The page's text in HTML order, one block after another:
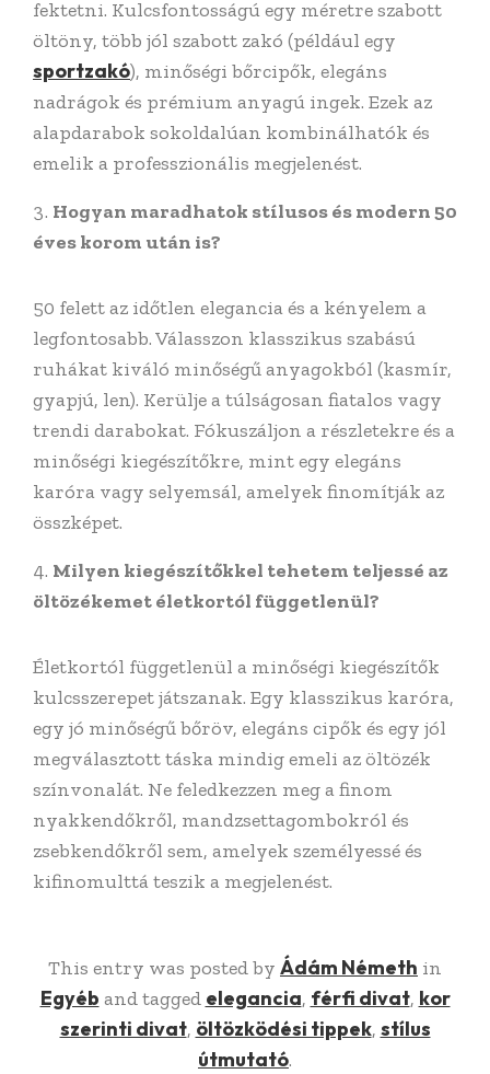
fektetni. Kulcsfontosságú egy méretre szabott
öltöny, több jól szabott zakó (például egy
sportzakó), minőségi bőrcipők, elegáns
nadrágok és prémium anyagú ingek. Ezek az
alapdarabok sokoldalúan kombinálhatók és
emelik a professzionális megjelenést.
Hogyan maradhatok stílusos és modern 50
éves korom után is?
50 felett az időtlen elegancia és a kényelem a
legfontosabb. Válasszon klasszikus szabású
ruhákat kiváló minőségű anyagokból (kasmír,
gyapjú, len). Kerülje a túlságosan fiatalos vagy
trendi darabokat. Fókuszáljon a részletekre és a
minőségi kiegészítőkre, mint egy elegáns
karóra vagy selyemsál, amelyek finomítják az
összképet.
Milyen kiegészítőkkel tehetem teljessé az
öltözékemet életkortól függetlenül?
Életkortól függetlenül a minőségi kiegészítők
kulcsszerepet játszanak. Egy klasszikus karóra,
egy jó minőségű bőröv, elegáns cipők és egy jól
megválasztott táska mindig emeli az öltözék
színvonalát. Ne feledkezzen meg a finom
nyakkendőkről, mandzsettagombokról és
zsebkendőkről sem, amelyek személyessé és
kifinomulttá teszik a megjelenést.
This entry was posted by Ádám Németh in
Egyéb and tagged elegancia, férfi divat, kor
szerinti divat, öltözködési tippek, stílus
útmutató.